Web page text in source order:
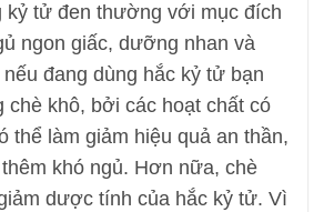
kỷ tử đen thường với mục đích
ngon giấc, dưỡng nhan và
nếu đang dùng hắc kỷ tử bạn
chè khô, bởi các hoạt chất có
thể làm giảm hiệu quả an thần,
khó ngủ. Hơn nữa, chè
dược tính của hắc kỷ tử. Vì